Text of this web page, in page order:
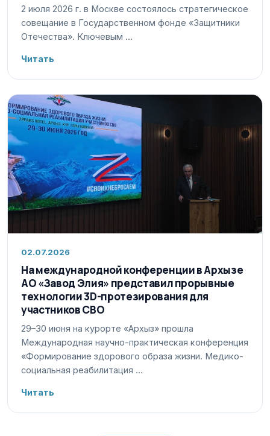
2 июля 2026 г. в Москве состоялось стратегическое
совещание в Государственном фонде «Защитники
Отечества». Ключевым …
Читать
02.07.2026
На международной конференции в Архызе
АО «Завод Элия» представил прорывные
технологии 3D-протезирования для
участников СВО
29–30 июня на курорте «Архыз» прошла
Международная научно-практическая конференция
«Формирование здорового образа жизни. Медико-
социальная реабилитация …
Читать